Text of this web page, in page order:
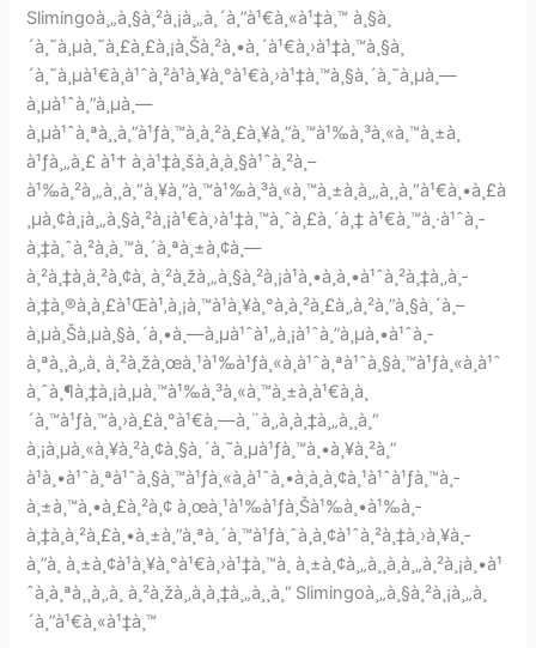
Slimingoà¸„à¸§à¸²à¸¡à¸„à¸´à¸”à¹€à¸«à¹‡à¸™ à¸§à¸
´à¸˜à¸µà¸˜à¸£à¸£à¸¡à¸Šà¸²à¸•à¸´à¹€à¸›à¹‡à¸™à¸§à¸
´à¸˜à¸µà¹€à¸à¹ˆà¸²à¹à¸¥à¸°à¹€à¸›à¹‡à¸™à¸§à¸´à¸˜à¸µà¸—
à¸µà¹ˆà¸”à¸µà¸—
à¸µà¹ˆà¸ªà¸¸à¸”à¹ƒà¸™à¸à¸²à¸£à¸¥à¸”à¸™à¹‰à¸³à¸«à¸™à¸±à¸
à¹ƒà¸„à¸£ à¹† à¸à¹‡à¸šà¸­à¸à¸§à¹ˆà¸²à¸–
à¹‰à¸²à¸„à¸¸à¸“à¸¥à¸”à¸™à¹‰à¸³à¸«à¸™à¸±à¸à¸„à¸¸à¸“à¹€à¸•à¸£à
¸µà¸¢à¸¡à¸„à¸§à¸²à¸¡à¹€à¸›à¹‡à¸™à¸ˆà¸£à¸´à¸‡ à¹€à¸™à¸·à¹ˆà¸­
à¸‡à¸ˆà¸²à¸à¸™à¸´à¸ªà¸±à¸¢à¸—
à¸²à¸‡à¸à¸²à¸¢à¸ à¸²à¸žà¸„à¸§à¸²à¸¡à¹à¸•à¸à¸•à¹ˆà¸²à¸‡à¸‚à¸­
à¸‡à¸®à¸­à¸£à¹Œà¹‚à¸¡à¸™à¹à¸¥à¸°à¸à¸²à¸£à¸‚à¸²à¸”à¸§à¸´à¸–
à¸µà¸Šà¸µà¸§à¸´à¸•à¸—à¸µà¹ˆà¹„à¸¡à¹ˆà¸”à¸µà¸•à¹ˆà¸­
à¸ªà¸¸à¸‚à¸ à¸²à¸žà¸œà¸¹à¹‰à¹ƒà¸«à¸à¹ˆà¸ªà¹ˆà¸§à¸™à¹ƒà¸«à¸à¹ˆ
à¸ˆà¸¶à¸‡à¸¡à¸µà¸™à¹‰à¸³à¸«à¸™à¸±à¸à¹€à¸à¸
´à¸™à¹ƒà¸™à¸›à¸£à¸°à¹€à¸—à¸¨à¸‚à¸­à¸‡à¸„à¸¸à¸“
à¸¡à¸µà¸«à¸¥à¸²à¸¢à¸§à¸´à¸˜à¸µà¹ƒà¸™à¸•à¸¥à¸²à¸”
à¹à¸•à¹ˆà¸ªà¹ˆà¸§à¸™à¹ƒà¸«à¸à¹ˆà¸•à¸à¸­à¸¢à¸¹à¹ˆà¹ƒà¸™à¸­
à¸±à¸™à¸•à¸£à¸²à¸¢ à¸œà¸¹à¹‰à¹ƒà¸Šà¹‰à¸•à¹‰à¸­
à¸‡à¸à¸²à¸£à¸•à¸±à¸”à¸ªà¸´à¸™à¹ƒà¸ˆà¸­à¸¢à¹ˆà¸²à¸‡à¸›à¸¥à¸­
à¸”à¸ à¸±à¸¢à¹à¸¥à¸°à¹€à¸›à¹‡à¸™à¸ à¸±à¸¢à¸„à¸¸à¸à¸„à¸²à¸¡à¸•à¹
ˆà¸­à¸ªà¸¸à¸‚à¸ à¸²à¸žà¸‚à¸­à¸‡à¸„à¸¸à¸“ Slimingoà¸„à¸§à¸²à¸¡à¸„à¸
´à¸”à¹€à¸«à¹‡à¸™